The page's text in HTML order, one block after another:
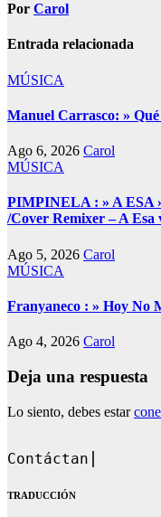
Por Carol
Entrada relacionada
MÚSICA
Manuel Carrasco: »
Ago 6, 2026 Carol
MÚSICA
PIMPINELA : » A ESA
/Cover Remixer – A Esa
Ago 5, 2026 Carol
MÚSICA
Franyaneco : » Hoy No
Ago 4, 2026 Carol
Deja una respuesta
Lo siento, debes estar
Contáctanos en:
TRADUCCIÓN